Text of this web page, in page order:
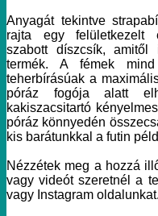
Anyagát tekintve
rajta egy felületkezelt
szabott díszcsík,
termék. A fémek
teherbírásúak a
póráz fogója alatt
kakiszacsitartó
póráz könnyedén
kis barátunkkal a futin
Nézzétek meg a hozzá
vagy videót szeretnél a
vagy Instagram